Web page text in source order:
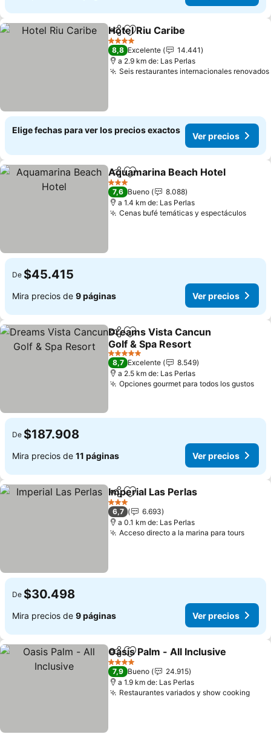
CompartirAgregar a favoritos
Hotel Riu Caribe
4 Estrellas
8,8 Excelente
14.441
a 2.9 km de: Las Perlas
Seis restaurantes internacionales renovados
Elige fechas para ver los precios exactos
Ver precios
CompartirAgregar a favoritos
Aquamarina Beach Hotel
3 Estrellas
7,6 Bueno
8.088
a 1.4 km de: Las Perlas
Cenas bufé temáticas y espectáculos
De $45.415
Mira precios de 9 páginas Ver precios
CompartirAgregar a favoritos
Dreams Vista Cancun
Golf & Spa Resort
5 Estrellas
8,7 Excelente
8.549
a 2.5 km de: Las Perlas
Opciones gourmet para todos los gustos
De $187.908
Mira precios de 11 páginas Ver precios
CompartirAgregar a favoritos
Imperial Las Perlas
3 Estrellas
6,7
6.693
a 0.1 km de: Las Perlas
Acceso directo a la marina para tours
De $30.498
Mira precios de 9 páginas Ver precios
CompartirAgregar a favoritos
Oasis Palm - All Inclusive
4 Estrellas
7,9 Bueno
24.915
a 1.9 km de: Las Perlas
Restaurantes variados y show cooking